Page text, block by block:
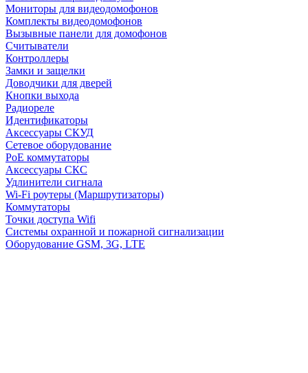
Мониторы для видеодомофонов
Комплекты видеодомофонов
Вызывные панели для домофонов
Считыватели
Контроллеры
Замки и защелки
Доводчики для дверей
Кнопки выхода
Радиореле
Идентификаторы
Аксессуары СКУД
Сетевое оборудование
PoE коммутаторы
Аксессуары СКС
Удлинители сигнала
Wi-Fi роутеры (Маршрутизаторы)
Коммутаторы
Точки доступа Wifi
Системы охранной и пожарной сигнализации
Оборудование GSM, 3G, LTE